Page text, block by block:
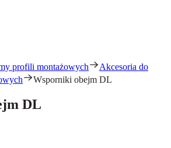
profili montażowych
Akcesoria do
Wsporniki obejm DL
DL